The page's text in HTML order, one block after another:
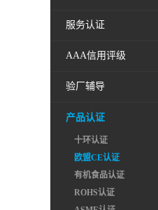
服务认证
AAA信用评级
验厂辅导
产品认证
十环认证
欧盟CE认证
有机食品认证
ROHS认证